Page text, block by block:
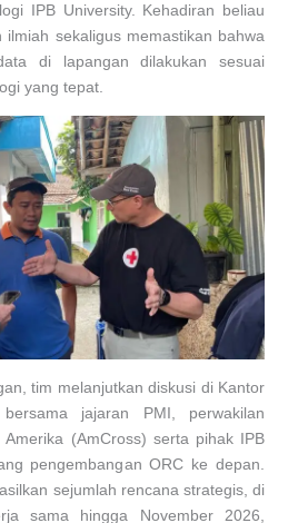
IPB University. Kehadiran beliau
ilmiah sekaligus memastikan bahwa
di lapangan dilakukan sesuai
yang tepat.
tim melanjutkan diskusi di Kantor
jajaran PMI, perwakilan
(AmCross) serta pihak IPB
pengembangan ORC ke depan.
sejumlah rencana strategis, di
sama hingga November 2026,